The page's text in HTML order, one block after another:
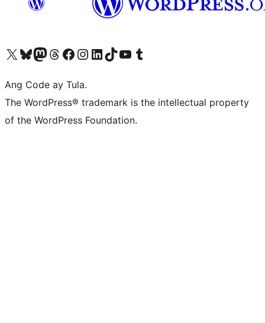
Visit our X (formerly Twitter) account
Bisitahin ang aming Bluesky account
Visit our Mastodon account
Bisitahin ang aming Threads account
Visit our Facebook page
Visit our Instagram account
Visit our LinkedIn account
Bisitahin ang aming TikTok account
Visit our YouTube channel
Bisitahin ang aming Tumblr account
Ang Code ay Tula.
The WordPress® trademark is the intellectual property
of the WordPress Foundation.